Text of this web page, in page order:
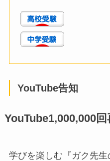
YouTube告知
YouTube1,000,000回
学びを楽しむ『ガク先